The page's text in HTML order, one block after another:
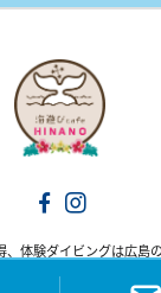
体験ダイビングは広島
HINANO. All Rights Reserved.